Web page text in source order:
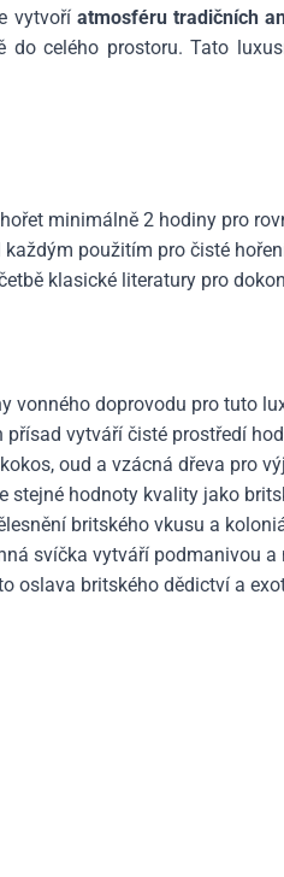
vytvoří atmosféru tradičních
celého prostoru. Tato
minimálně 2 hodiny pro
každým použitím pro čisté
klasické literatury pro
vonného doprovodu pro tuto
přísad vytváří čisté prostředí
oud a vzácná dřeva pro
stejné hodnoty kvality jako
britského vkusu a
svíčka vytváří podmanivou
oslava britského dědictví a